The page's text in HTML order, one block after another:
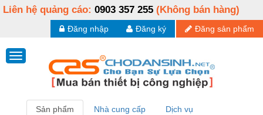
Liên hệ quảng cáo: 0903 357 255 (Không bán hàng)
Đăng sản phẩm
Đăng ký
Đăng nhập
Sản phẩm Nhà cung cấp Dịch vụ